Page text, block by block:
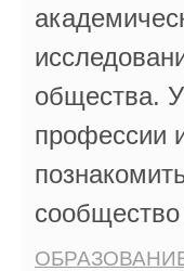
общества.
профессии
сообщество